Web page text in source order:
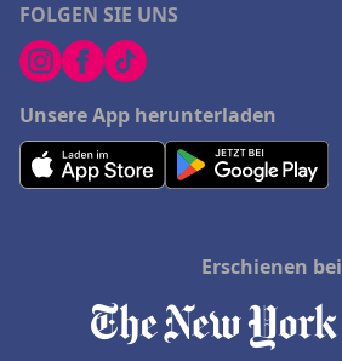
FOLGEN SIE UNS
Unsere App herunterladen
Erschienen bei